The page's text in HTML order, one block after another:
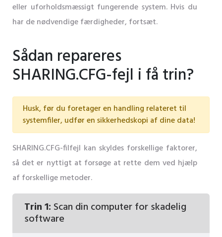
eller uforholdsmæssigt fungerende system. Hvis du
har de nødvendige færdigheder, fortsæt.
Sådan repareres
SHARING.CFG-fejl i få trin?
Husk, før du foretager en handling relateret til
systemfiler, udfør en sikkerhedskopi af dine data!
SHARING.CFG-filfejl kan skyldes forskellige faktorer,
så det er nyttigt at forsøge at rette dem ved hjælp
af forskellige metoder.
Trin 1: Scan din computer for skadelig
software